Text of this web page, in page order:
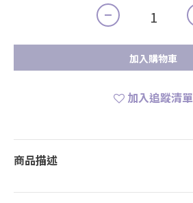
加入購物車
加入追蹤清單
商品描述